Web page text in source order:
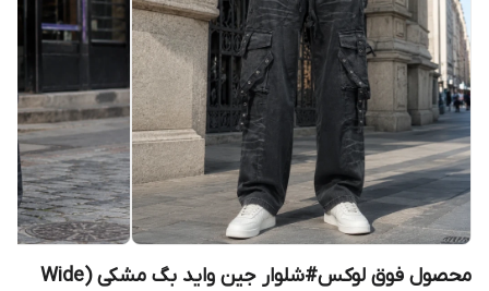
محصول فوق لوکس#شلوار جین واید بگ مشکی (Wide